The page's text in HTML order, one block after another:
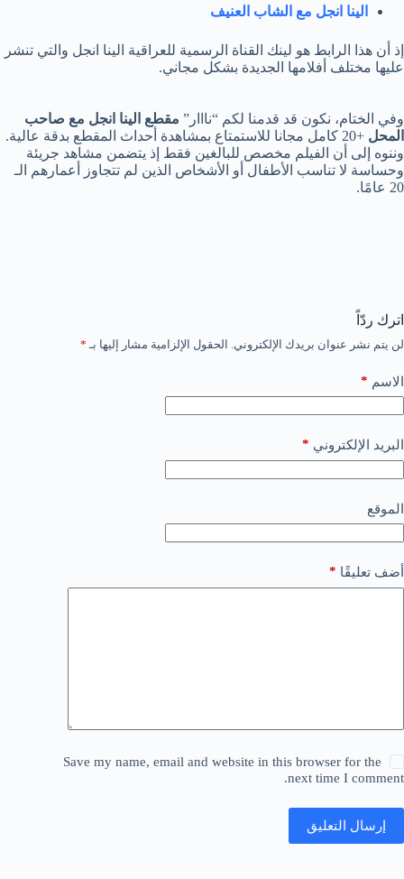
الينا انجل مع الشاب العنيف
إذ أن هذا الرابط هو لينك القناة الرسمية للعراقية الينا انجل والتي تنشر
عليها مختلف أفلامها الجديدة بشكل مجاني.
وفي الختام، نكون قد قدمنا لكم “نااار” مقطع الينا انجل مع صاحب
المحل
+20 كامل مجانا للاستمتاع بمشاهدة أحداث المقطع بدقة عالية.
وننوه إلى أن الفيلم مخصص للبالغين فقط إذ يتضمن مشاهد جريئة
وحساسة لا تناسب الأطفال أو الأشخاص الذين لم تتجاوز أعمارهم الـ
20 عامًا.
اترك ردّاً
لن يتم نشر عنوان بريدك الإلكتروني. الحقول الإلزامية مشار إليها بـ *
الاسم *
البريد الإلكتروني *
الموقع
أضف تعليقًا *
Save my name, email and website in this browser for the
next time I comment.
إرسال التعليق